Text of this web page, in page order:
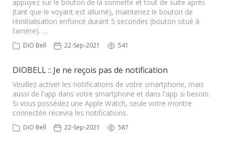
appuyez sur le bouton de la sonnette et tout de suite après
(tant que le voyant est allumé), maintenez le bouton de
réinitialisation enfoncé durant 5 secondes (bouton situé à
l’arrière). …
DiO Bell 22-Sep-2021 541
DIOBELL :: Je ne reçois pas de notification
Veuillez activer les notifications de votre smartphone, mais
aussi de l'app dans votre smartphone et dans l'app si besoin.
Si vous possédez une Apple Watch, seule votre montre
connectée recevra les notifications.
DiO Bell 22-Sep-2021 587